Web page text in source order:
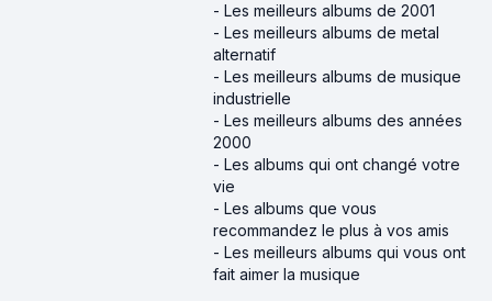
- Les meilleurs albums de 2001
- Les meilleurs albums de metal
alternatif
- Les meilleurs albums de musique
industrielle
- Les meilleurs albums des années
2000
- Les albums qui ont changé votre
vie
- Les albums que vous
recommandez le plus à vos amis
- Les meilleurs albums qui vous ont
fait aimer la musique